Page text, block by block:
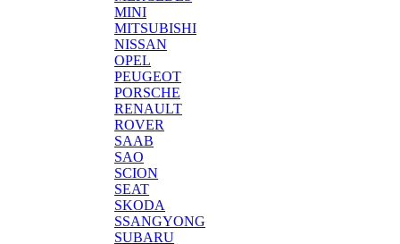
MINI
MITSUBISHI
NISSAN
OPEL
PEUGEOT
PORSCHE
RENAULT
ROVER
SAAB
SAO
SCION
SEAT
SKODA
SSANGYONG
SUBARU